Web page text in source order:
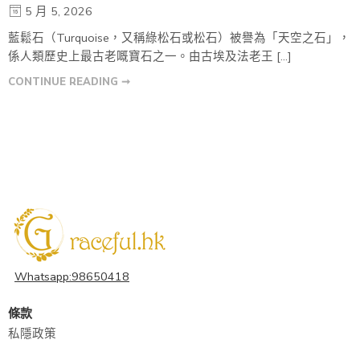
5 月 5, 2026
藍鬆石（Turquoise，又稱綠松石或松石）被譽為「天空之石」，
係人類歷史上最古老嘅寶石之一。由古埃及法老王 […]
CONTINUE READING ➞
Whatsapp:98650418
條款
私隱政策